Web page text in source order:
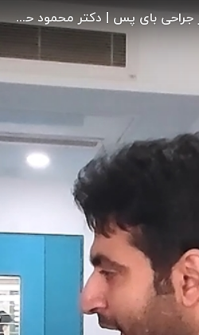
اصول اولیه و ضروری بعد از جراحی بای پس | دکتر محمود حیدری | جراحی لاپاراسکوپی